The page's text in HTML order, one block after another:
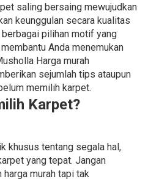
saling bersaing mewujudkan
keunggulan secara kualitas
pilihan motif yang
Anda menemukan
Harga murah
sejumlah tips ataupun
memilih karpet.
Karpet?
khusus tentang segala hal,
yang tepat. Jangan
murah tapi tak